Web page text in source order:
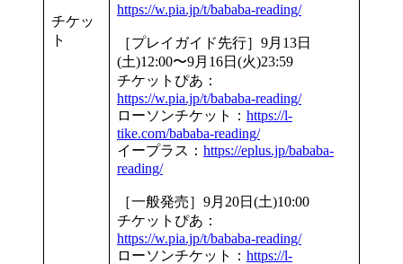
チケッ
ト
https://w.pia.jp/t/bababa-reading/
［プレイガイド先行］9月13日
(土)12:00〜9月16日(火)23:59
チケットぴあ：
https://w.pia.jp/t/bababa-reading/
ローソンチケット： https://l-
tike.com/bababa-reading/
イープラス： https://eplus.jp/bababa-
reading/
［一般発売］9月20日(土)10:00
チケットぴあ：
https://w.pia.jp/t/bababa-reading/
ローソンチケット： https://l-